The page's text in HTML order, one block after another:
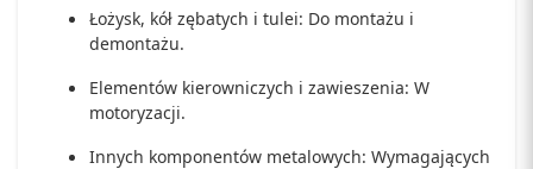
Łożysk, kół zębatych i tulei: Do montażu i
demontażu.
Elementów kierowniczych i zawieszenia: W
motoryzacji.
Innych komponentów metalowych: Wymagających